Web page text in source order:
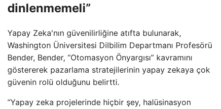
dinlenmemeli”
Yapay Zeka'nın güvenilirliğine atıfta bulunarak,
Washington Üniversitesi Dilbilim Departmanı Profesörü
Bender, Bender, “Otomasyon Önyargısı” kavramını
göstererek pazarlama stratejilerinin yapay zekaya çok
güvenin rolü olduğunu belirtti.
“Yapay zeka projelerinde hiçbir şey, halüsinasyon